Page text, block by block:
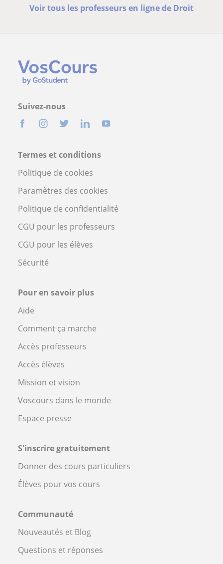
Voir tous les professeurs en ligne de Droit
Suivez-nous
Termes et conditions
Politique de cookies
Paramètres des cookies
Politique de confidentialité
CGU pour les professeurs
CGU pour les élèves
Sécurité
Pour en savoir plus
Aide
Comment ça marche
Accès professeurs
Accès élèves
Mission et vision
Voscours dans le monde
Espace presse
S'inscrire gratuitement
Donner des cours particuliers
Élèves pour vos cours
Communauté
Nouveautés et Blog
Questions et réponses